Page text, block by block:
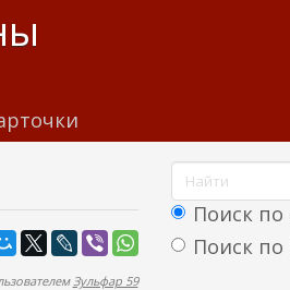
Зульфар 59
Ф
о
р
Поиск по
Поиск